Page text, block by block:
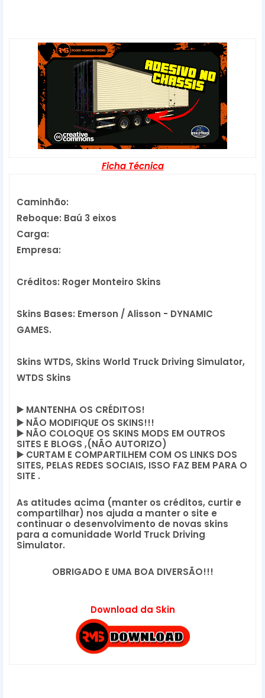
Ficha Técnica
Caminhão:
Reboque: Baú 3 eixos
Carga:
Empresa:
Créditos: Roger Monteiro Skins
Skins Bases: Emerson / Alisson - DYNAMIC
GAMES.
Skins WTDS, Skins World Truck Driving Simulator,
WTDS Skins
▶️ MANTENHA OS CRÉDITOS!
▶️ NÃO MODIFIQUE OS SKINS!!!
▶️ NÃO COLOQUE OS SKINS MODS EM OUTROS
SITES E BLOGS ,(NÃO AUTORIZO)
▶️ CURTAM E COMPARTILHEM COM OS LINKS DOS
SITES, PELAS REDES SOCIAIS, ISSO FAZ BEM PARA O
SITE .
As atitudes acima (manter os créditos, curtir e
compartilhar) nos ajuda a manter o site e
continuar o desenvolvimento de novas skins
para a comunidade World Truck Driving
Simulator.
OBRIGADO E UMA BOA DIVERSÃO!!!
Download da Skin